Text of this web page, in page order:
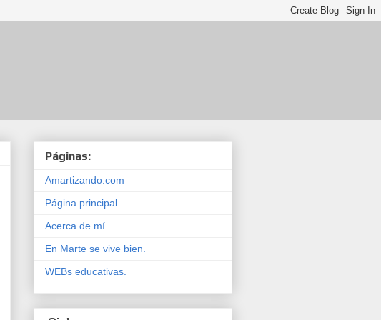
Páginas:
Amartizando.com
Página principal
Acerca de mí.
En Marte se vive bien.
WEBs educativas.